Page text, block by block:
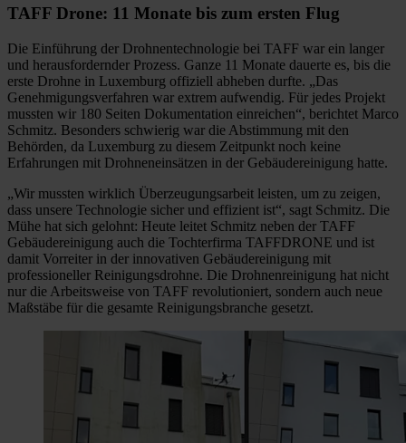
TAFF Drone: 11 Monate bis zum ersten Flug
Die Einführung der Drohnentechnologie bei TAFF war ein langer
und herausfordernder Prozess. Ganze 11 Monate dauerte es, bis die
erste Drohne in Luxemburg offiziell abheben durfte. „Das
Genehmigungsverfahren war extrem aufwendig. Für jedes Projekt
mussten wir 180 Seiten Dokumentation einreichen“, berichtet Marco
Schmitz. Besonders schwierig war die Abstimmung mit den
Behörden, da Luxemburg zu diesem Zeitpunkt noch keine
Erfahrungen mit Drohneneinsätzen in der Gebäudereinigung hatte.
„Wir mussten wirklich Überzeugungsarbeit leisten, um zu zeigen,
dass unsere Technologie sicher und effizient ist“, sagt Schmitz. Die
Mühe hat sich gelohnt: Heute leitet Schmitz neben der TAFF
Gebäudereinigung auch die Tochterfirma TAFFDRONE und ist
damit Vorreiter in der innovativen Gebäudereinigung mit
professioneller Reinigungsdrohne. Die Drohnenreinigung hat nicht
nur die Arbeitsweise von TAFF revolutioniert, sondern auch neue
Maßstäbe für die gesamte Reinigungsbranche gesetzt.